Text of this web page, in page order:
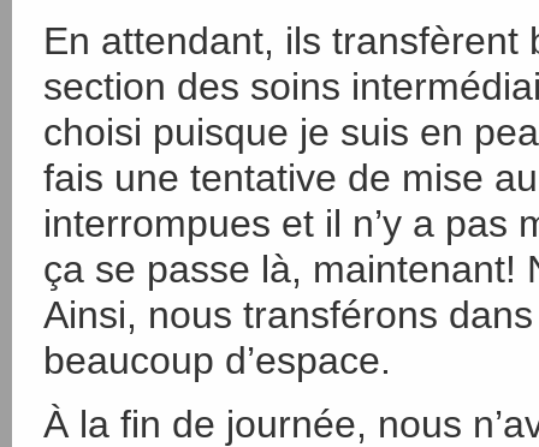
En attendant, ils transfèrent
section des soins
choisi puisque je suis en
fais une tentative de mise
interrompues et il n’y a pas
ça se passe là, maintenant!
Ainsi, nous transférons
beaucoup d’espace.
À la fin de journée, nous